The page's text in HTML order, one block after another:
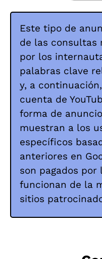
Este tipo de
de las consultas
por los
palabras clave
y, a
cuenta de
forma de
muestran a los
específicos
anteriores en
son pagados por
funcionan de la
sitios